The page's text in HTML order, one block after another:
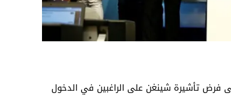
فرض تأشيرة شينغن على الراغبين في الدخول